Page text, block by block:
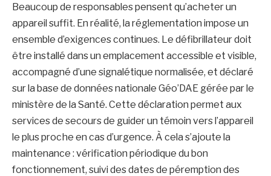
Beaucoup de responsables pensent qu’acheter un
appareil suffit. En réalité, la réglementation impose un
ensemble d’exigences continues. Le défibrillateur doit
être installé dans un emplacement accessible et visible,
accompagné d’une signalétique normalisée, et déclaré
sur la base de données nationale Géo’DAE gérée par le
ministère de la Santé. Cette déclaration permet aux
services de secours de guider un témoin vers l’appareil
le plus proche en cas d’urgence. À cela s’ajoute la
maintenance : vérification périodique du bon
fonctionnement, suivi des dates de péremption des